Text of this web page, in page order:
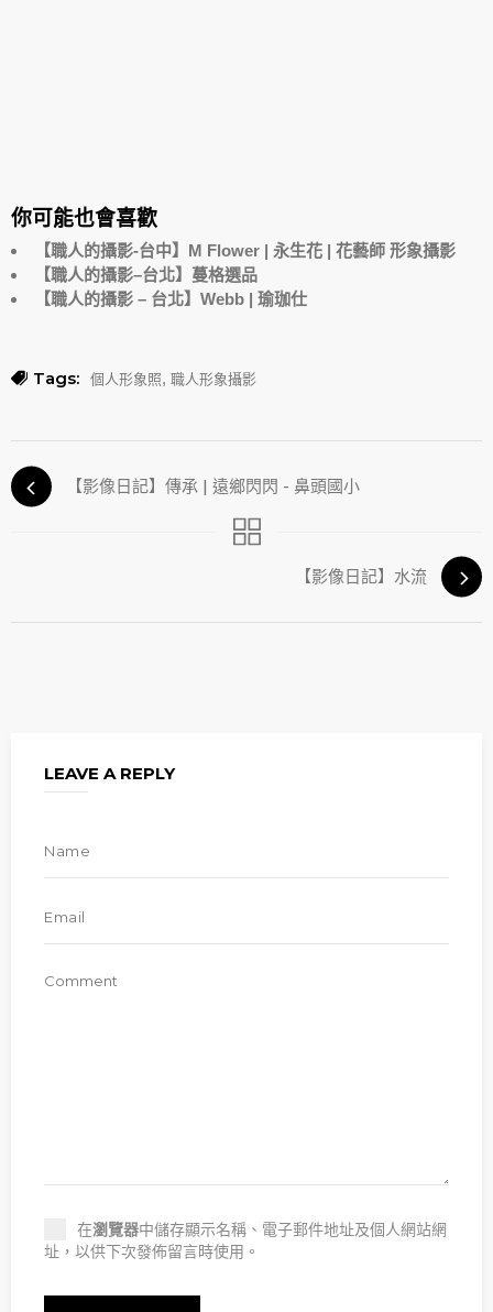
你可能也會喜歡
【職人的攝影-台中】M Flower | 永生花 | 花藝師 形象攝影
【職人的攝影–台北】蔓格選品
【職人的攝影 – 台北】Webb | 瑜珈仕
Tags: 個人形象照, 職人形象攝影
【影像日記】傳承 | 遠鄉閃閃 - 鼻頭國小
【影像日記】水流
LEAVE A REPLY
在瀏覽器中儲存顯示名稱、電子郵件地址及個人網站網
址，以供下次發佈留言時使用。